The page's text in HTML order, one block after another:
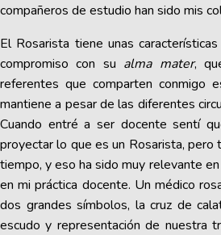
compañeros de estudio han sido mis
El Rosarista tiene unas
compromiso con su alma mater,
referentes que comparten conmigo
mantiene a pesar de las diferentes
Cuando entré a ser docente sentí
proyectar lo que es un Rosarista, pero
tiempo, y eso ha sido muy relevante
en mi práctica docente. Un médico
dos grandes símbolos, la cruz de
escudo y representación de nuestra